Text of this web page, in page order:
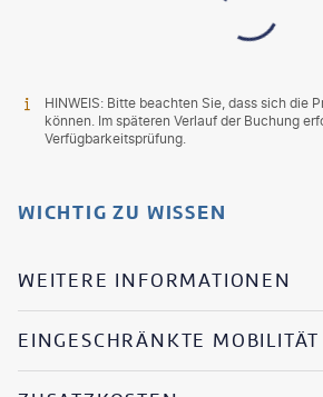
HINWEIS: Bitte beachten Sie, dass sich die
können. Im späteren Verlauf der Buchung
Verfügbarkeitsprüfung.
WICHTIG ZU WISSEN
WEITERE INFORMATIONEN
EINGESCHRÄNKTE MOBILITÄT